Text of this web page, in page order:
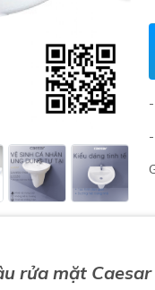
Combo bồn
rửa mặt